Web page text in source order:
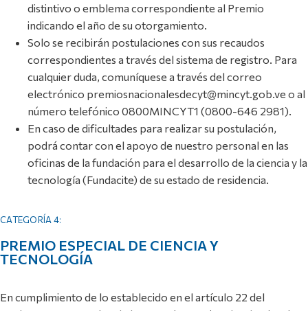
distintivo o emblema correspondiente al Premio
indicando el año de su otorgamiento.
Solo se recibirán postulaciones con sus recaudos
correspondientes a través del sistema de registro. Para
cualquier duda, comuníquese a través del correo
electrónico premiosnacionalesdecyt@mincyt.gob.ve o al
número telefónico 0800MINCYT1 (0800-646 2981).
En caso de dificultades para realizar su postulación,
podrá contar con el apoyo de nuestro personal en las
oficinas de la fundación para el desarrollo de la ciencia y la
tecnología (Fundacite) de su estado de residencia.
CATEGORÍA 4:
PREMIO ESPECIAL DE CIENCIA Y
TECNOLOGÍA
En cumplimiento de lo establecido en el artículo 22 del